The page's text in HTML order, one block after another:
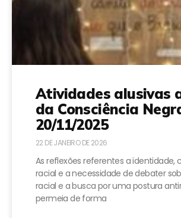
Atividades alusivas
da Consciência
20/11/2025
22 DE JANEIRO DE 2026
As reflexões referentes a identidade,
racial e a necessidade de debater
racial e a busca por uma postura
permeia de forma